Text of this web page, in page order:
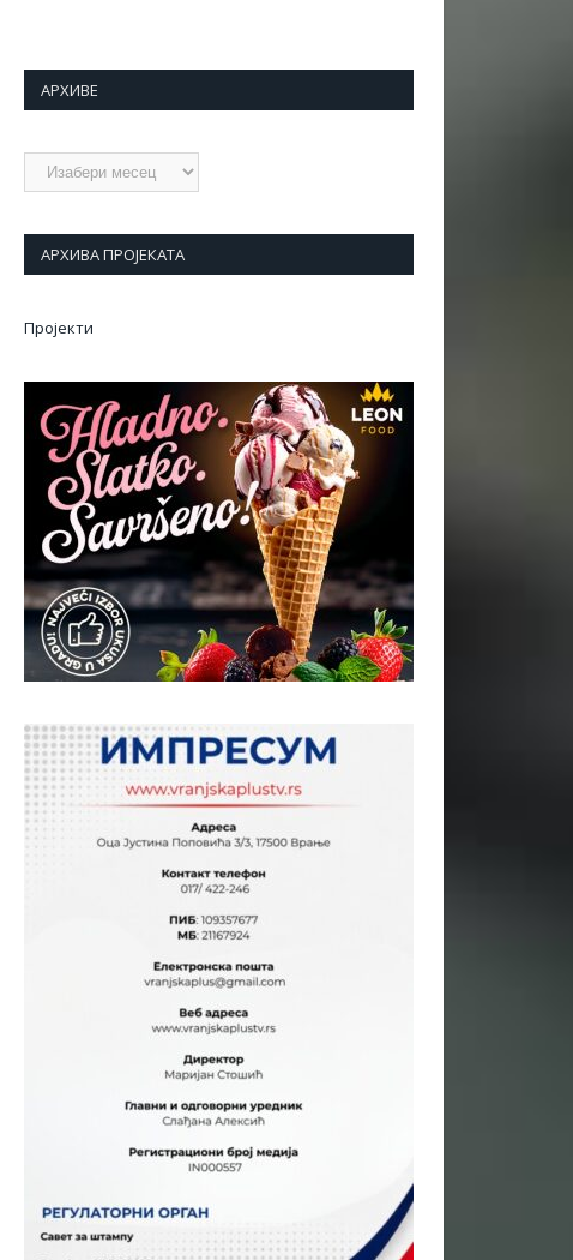
АРХИВЕ
Архиве
АРХИВА ПРОЈЕКАТА
Пројекти